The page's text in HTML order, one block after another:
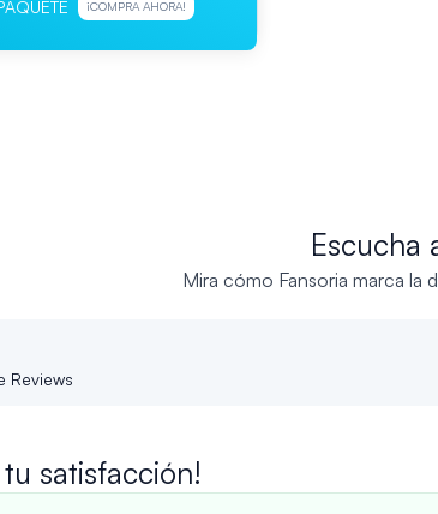
¡COMPRA AHORA!
Escucha
Mira cómo Fansoria marca la
Reviews
satisfacción!